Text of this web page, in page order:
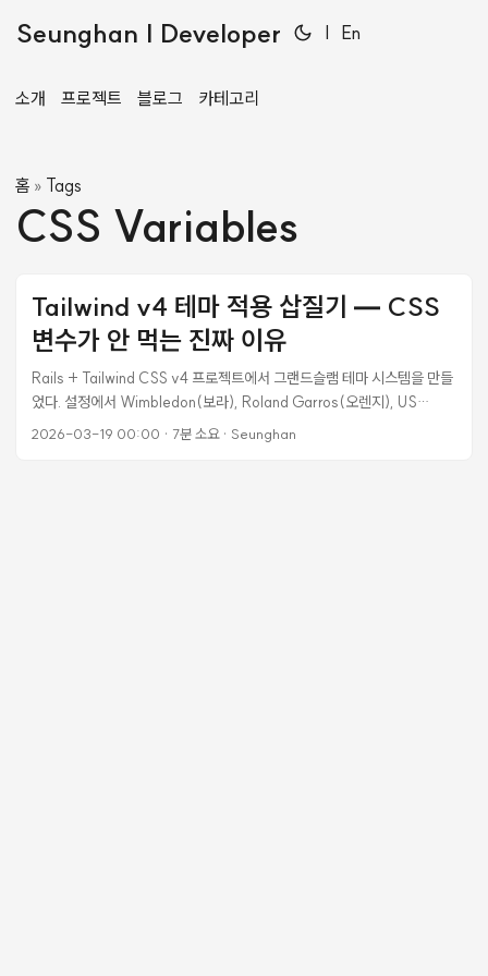
Seunghan | Developer | En
소개 프로젝트 블로그 카테고리
홈 » Tags
CSS Variables
Tailwind v4 테마 적용 삽질기 — CSS
변수가 안 먹는 진짜 이유
Rails + Tailwind CSS v4 프로젝트에서 그랜드슬램 테마 시스템을 만들
었다. 설정에서 Wimbledon(보라), Roland Garros(오렌지), US
Open(네이비), Australian Open(스카이블루)을 고르면 앱 전체 색상
2026-03-19 00:00 · 7분 소요· Seunghan